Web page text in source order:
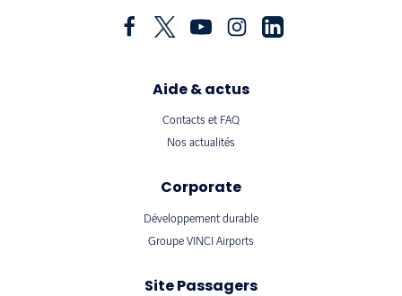
Aide & actus
Contacts et FAQ
Nos actualités
Corporate
Développement durable
Groupe VINCI Airports
Site Passagers